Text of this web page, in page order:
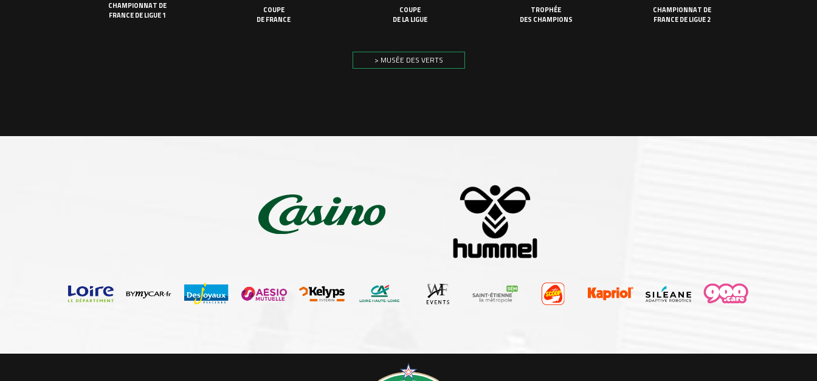
CHAMPIONNAT DE
FRANCE DE LIGUE 1
COUPE
DE FRANCE
COUPE
DE LA LIGUE
TROPHÉE
DES CHAMPIONS
CHAMPIONNAT DE
FRANCE DE LIGUE 2
> MUSÉE DES VERTS